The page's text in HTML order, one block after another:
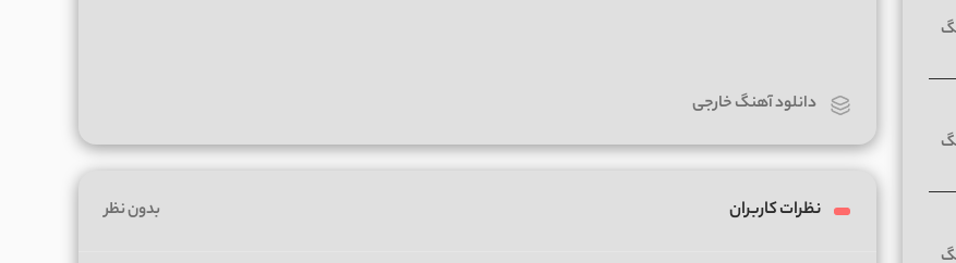
دانلود آهنگ خارجی
نظرات کاربران بدون نظر